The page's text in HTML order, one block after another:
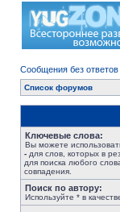
Сообщения без ответов
Список форумов
Ключевые слова:
Вы можете
- для слов, которых в
для поиска любого
совпадения.
Поиск по автору:
Используйте * в